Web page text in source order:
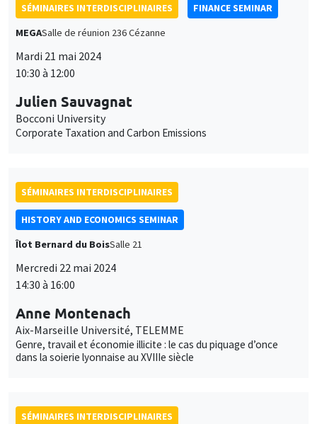
SÉMINAIRES INTERDISCIPLINAIRES
FINANCE SEMINAR
MEGASalle de réunion 236 Cézanne
Mardi 21 mai 2024
10:30 à 12:00
Julien Sauvagnat
Bocconi University
Corporate Taxation and Carbon Emissions
SÉMINAIRES INTERDISCIPLINAIRES
HISTORY AND ECONOMICS SEMINAR
Îlot Bernard du BoisSalle 21
Mercredi 22 mai 2024
14:30 à 16:00
Anne Montenach
Aix-Marseille Université, TELEMME
Genre, travail et économie illicite : le cas du piquage d’once
dans la soierie lyonnaise au XVIIIe siècle
SÉMINAIRES INTERDISCIPLINAIRES